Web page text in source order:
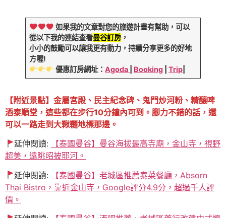
如果我的文章對您的旅遊計畫有幫助，可以
從以下我的連結查看曼谷訂房，
小小的鼓勵可以讓我更有動力，持續分享更多的好地
方喔!
優惠訂房網址：Agoda Booking |Trip
【附近景點】金屬宮殿、民主紀念碑、鬼門炒河粉、精釀啤
酒泰順堂，這些都在步行10分鐘內可到。腳力不錯的話，還
可以一路走到大鞦韆地標那邊。
延伸閱讀:
【泰國曼谷】曼谷海拔最高寺廟，金山寺，視野
超美，遠眺昭披耶河。
延伸閱讀:
【泰國曼谷】老城區推薦泰菜餐廳，Absorn
Thai Bistro，靠近金山寺，Google評分4.9分，超過千人評
價。